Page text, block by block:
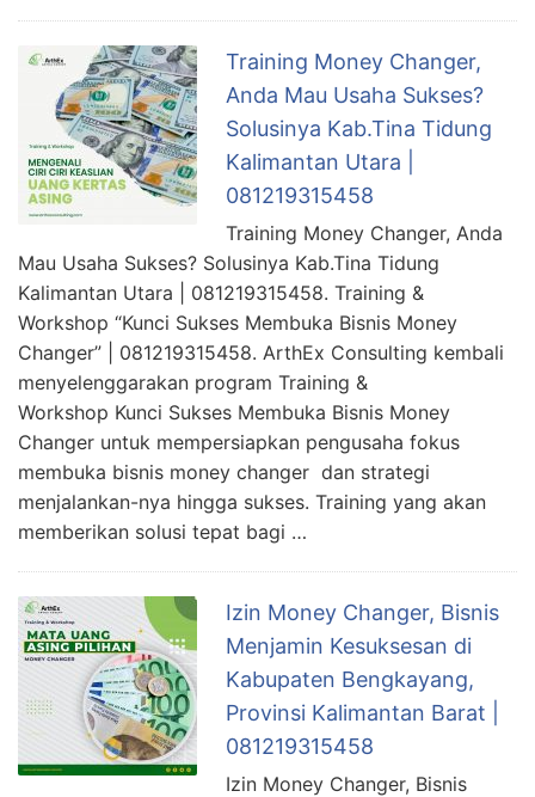
Training Money Changer,
Anda Mau Usaha Sukses?
Solusinya Kab.Tina Tidung
Kalimantan Utara |
081219315458
Training Money Changer, Anda
Mau Usaha Sukses? Solusinya Kab.Tina Tidung
Kalimantan Utara | 081219315458. Training &
Workshop “Kunci Sukses Membuka Bisnis Money
Changer” | 081219315458. ArthEx Consulting kembali
menyelenggarakan program Training &
Workshop Kunci Sukses Membuka Bisnis Money
Changer untuk mempersiapkan pengusaha fokus
membuka bisnis money changer dan strategi
menjalankan-nya hingga sukses. Training yang akan
memberikan solusi tepat bagi …
Izin Money Changer, Bisnis
Menjamin Kesuksesan di
Kabupaten Bengkayang,
Provinsi Kalimantan Barat |
081219315458
Izin Money Changer, Bisnis